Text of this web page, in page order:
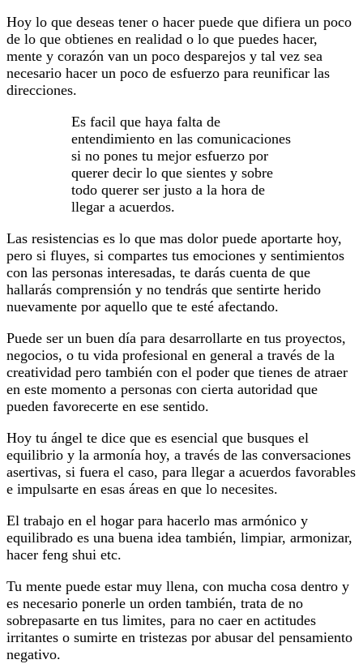
Hoy lo que deseas tener o hacer puede que difiera un poco
de lo que obtienes en realidad o lo que puedes hacer,
mente y corazón van un poco desparejos y tal vez sea
necesario hacer un poco de esfuerzo para reunificar las
direcciones.
Es facil que haya falta de
entendimiento en las comunicaciones
si no pones tu mejor esfuerzo por
querer decir lo que sientes y sobre
todo querer ser justo a la hora de
llegar a acuerdos.
Las resistencias es lo que mas dolor puede aportarte hoy,
pero si fluyes, si compartes tus emociones y sentimientos
con las personas interesadas, te darás cuenta de que
hallarás comprensión y no tendrás que sentirte herido
nuevamente por aquello que te esté afectando.
Puede ser un buen día para desarrollarte en tus proyectos,
negocios, o tu vida profesional en general a través de la
creatividad pero también con el poder que tienes de atraer
en este momento a personas con cierta autoridad que
pueden favorecerte en ese sentido.
Hoy tu ángel te dice que es esencial que busques el
equilibrio y la armonía hoy, a través de las conversaciones
asertivas, si fuera el caso, para llegar a acuerdos favorables
e impulsarte en esas áreas en que lo necesites.
El trabajo en el hogar para hacerlo mas armónico y
equilibrado es una buena idea también, limpiar, armonizar,
hacer feng shui etc.
Tu mente puede estar muy llena, con mucha cosa dentro y
es necesario ponerle un orden también, trata de no
sobrepasarte en tus limites, para no caer en actitudes
irritantes o sumirte en tristezas por abusar del pensamiento
negativo.